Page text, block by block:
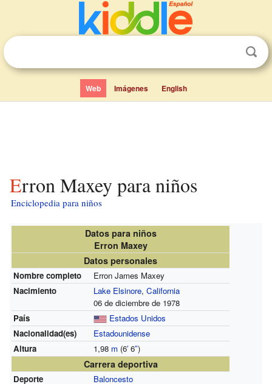
Web Imágenes English
Erron Maxey para niños
Enciclopedia para niños
Datos para niños
Erron Maxey
Datos personales
Nombre completo
Erron James Maxey
Nacimiento
Lake Elsinore, California
06 de diciembre de 1978
País
Estados Unidos
Nacionalidad(es)
Estadounidense
Altura
1,98 m (6′6″)
Carrera deportiva
Deporte
Baloncesto